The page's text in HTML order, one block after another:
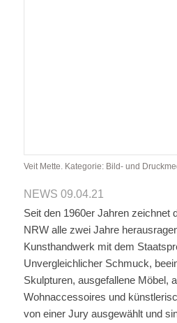
Veit Mette. Kategorie: Bild- und
NEWS 09.04.21
Seit den 1960er Jahren zeichnet
NRW alle zwei Jahre
Kunsthandwerk mit dem
Unvergleichlicher Schmuck,
Skulpturen, ausgefallene Möbel,
Wohnaccessoires und
von einer Jury ausgewählt und